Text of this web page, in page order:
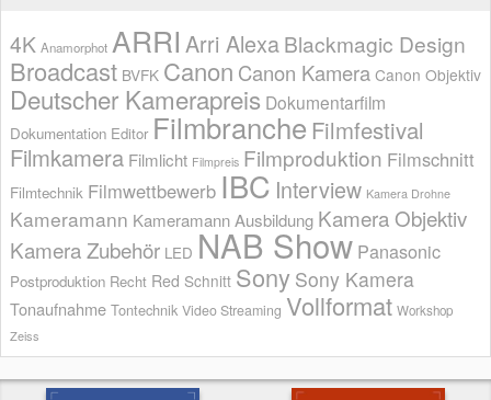
4K Anamorphot ARRI Arri AlexaBlackmagic Design
Broadcast BVFK Canon Canon Kamera Canon Objektiv
Deutscher Kamerapreis Dokumentarfilm
Dokumentation Editor Filmbranche Filmfestival
Filmkamera Filmlicht Filmpreis Filmproduktion Filmschnitt
Filmtechnik Filmwettbewerb IBC Interview Kamera Drohne
Kameramann Kameramann Ausbildung Kamera Objektiv
Kamera Zubehör LED NAB Show Panasonic
Postproduktion Recht Red Schnitt Sony Sony Kamera
Tonaufnahme Tontechnik Video Streaming Vollformat Workshop
Zeiss